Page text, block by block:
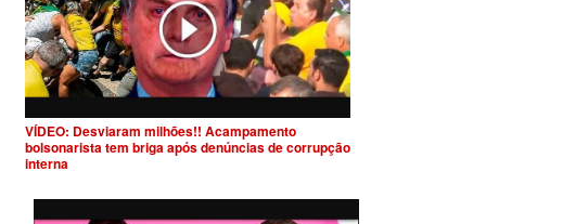
VÍDEO: Desviaram milhões!! Acampamento
bolsonarista tem briga após denúncias de corrupção
interna